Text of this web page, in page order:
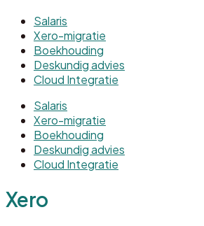
Salaris
Xero-migratie
Boekhouding
Deskundig advies
Cloud Integratie
Salaris
Xero-migratie
Boekhouding
Deskundig advies
Cloud Integratie
Xero